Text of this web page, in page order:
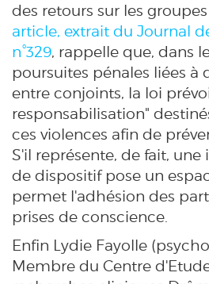
des retours sur les
article, extrait du Journal
n°329, rappelle que, dans
poursuites pénales liées à
entre conjoints, la loi
responsabilisation"
ces violences afin de
S'il représente, de fait,
de dispositif pose un
permet l'adhésion des
prises de conscience.
Enfin Lydie Fayolle
Membre du Centre